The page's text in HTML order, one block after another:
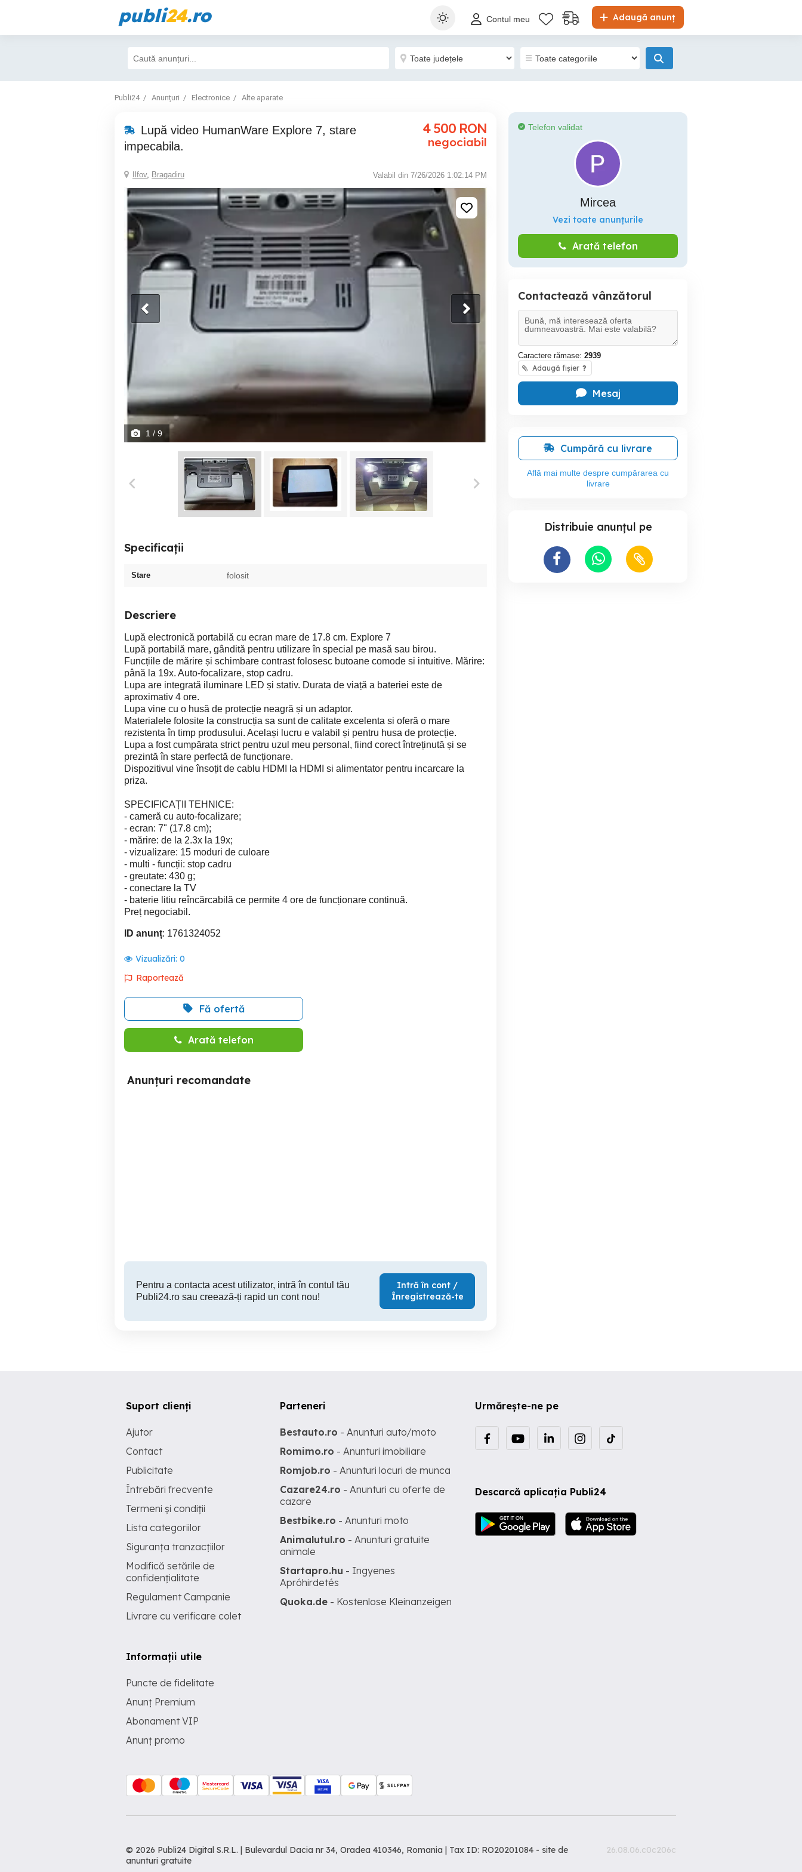
publi24.ro Adaugă anunț
Contul meu
Publi24 Anunțuri Electronice Alte aparate
Lupă video HumanWare Explore 7, stare
impecabila.
4 500 RON
negociabil
Ilfov, Bragadiru Valabil din 7/26/2026 1:02:14 PM
1 / 9
Specificații
Stare folosit
Descriere
Lupă electronică portabilă cu ecran mare de 17.8 cm. Explore 7
Lupă portabilă mare, gândită pentru utilizare în special pe masă sau birou.
Funcțiile de mărire și schimbare contrast folosesc butoane comode si intuitive. Mărire:
până la 19x. Auto-focalizare, stop cadru.
Lupa are integrată iluminare LED și stativ. Durata de viață a bateriei este de
aproximativ 4 ore.
Lupa vine cu o husă de protecție neagră și un adaptor.
Materialele folosite la construcția sa sunt de calitate excelenta si oferă o mare
rezistenta în timp produsului. Același lucru e valabil și pentru husa de protecție.
Lupa a fost cumpărata strict pentru uzul meu personal, fiind corect întreținută și se
prezintă în stare perfectă de funcționare.
Dispozitivul vine însoțit de cablu HDMI la HDMI si alimentator pentru incarcare la
priza.
SPECIFICAȚII TEHNICE:
- cameră cu auto-focalizare;
- ecran: 7" (17.8 cm);
- mărire: de la 2.3x la 19x;
- vizualizare: 15 moduri de culoare
- multi - funcții: stop cadru
- greutate: 430 g;
- conectare la TV
- baterie litiu reîncărcabilă ce permite 4 ore de funcționare continuă.
Preț negociabil.
ID anunț: 1761324052
Vizualizări: 0
Raportează
Fă ofertă
Arată telefon
Anunțuri recomandate
Pentru a contacta acest utilizator, intră în contul tău
Publi24.ro sau creează-ți rapid un cont nou!
Intră în cont /
Înregistrează-te
Telefon validat
Mircea
Vezi toate anunțurile
Arată telefon
Contactează vânzătorul
Caractere rămase: 2939
Adaugă fișier ?
Mesaj
Cumpără cu livrare
Află mai multe despre cumpărarea cu
livrare
Distribuie anunțul pe
Urmărește-ne pe
Descarcă aplicația Publi24
Suport clienți
Ajutor
Contact
Publicitate
Întrebări frecvente
Termeni și condiții
Lista categoriilor
Siguranța tranzacțiilor
Modifică setările de
confidențialitate
Regulament Campanie
Livrare cu verificare colet
Informații utile
Puncte de fidelitate
Anunț Premium
Abonament VIP
Anunț promo
Parteneri
Bestauto.ro - Anunturi auto/moto
Romimo.ro - Anunturi imobiliare
Romjob.ro - Anunturi locuri de munca
Cazare24.ro - Anunturi cu oferte de
cazare
Bestbike.ro - Anunturi moto
Animalutul.ro - Anunturi gratuite
animale
Startapro.hu - Ingyenes
Apróhirdetés
Quoka.de - Kostenlose Kleinanzeigen
© 2026 Publi24 Digital S.R.L. | Bulevardul Dacia nr 34, Oradea 410346, Romania | Tax ID: RO20201084 - site de
anunturi gratuite
26.08.06.c0c206c